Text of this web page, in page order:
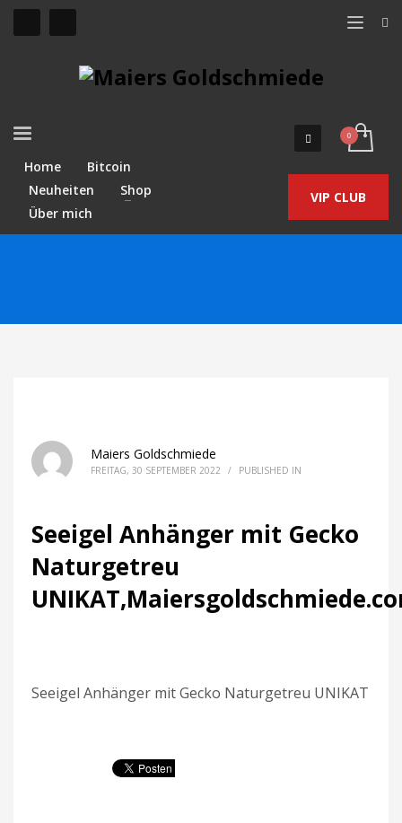
Home
Bitcoin
Neuheiten
Shop
Über mich
VIP CLUB
Maiers Goldschmiede
FREITAG, 30 SEPTEMBER 2022 / PUBLISHED IN
Seeigel Anhänger mit Gecko
Naturgetreu
Seeigel Anhänger mit Gecko Naturgetreu UNIKAT